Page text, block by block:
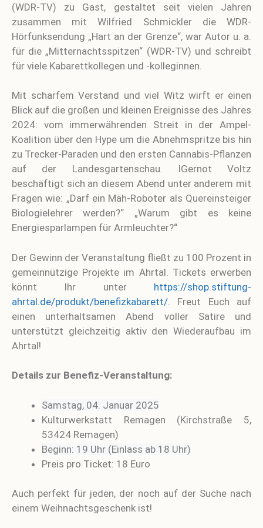
(WDR-TV) zu Gast, gestaltet seit vielen Jahren
zusammen mit Wilfried Schmickler die WDR-
Hörfunksendung „Hart an der Grenze“, war Autor u. a.
für die „Mitternachtsspitzen“ (WDR-TV) und schreibt
für viele Kabarettkollegen und -kolleginnen.
Mit scharfem Verstand und viel Witz wirft er einen
Blick auf die großen und kleinen Ereignisse des Jahres
2024: vom immerwährenden Streit in der Ampel-
Koalition über den Hype um die Abnehmspritze bis hin
zu Trecker-Paraden und den ersten Cannabis-Pflanzen
auf der Landesgartenschau. IGernot Voltz
beschäftigt sich an diesem Abend unter anderem mit
Fragen wie: „Darf ein Mäh-Roboter als Quereinsteiger
Biologielehrer werden?“ „Warum gibt es keine
Energiesparlampen für Armleuchter?“
Der Gewinn der Veranstaltung fließt zu 100 Prozent in
gemeinnützige Projekte im Ahrtal. Tickets erwerben
könnt Ihr unter https://shop.stiftung-
ahrtal.de/produkt/benefizkabarett/ . Freut Euch auf
einen unterhaltsamen Abend voller Satire und
unterstützt gleichzeitig aktiv den Wiederaufbau im
Ahrtal!
Details zur Benefiz-Veranstaltung:
Samstag, 04. Januar 2025
Kulturwerkstatt Remagen (Kirchstraße 5,
53424 Remagen)
Beginn: 19 Uhr (Einlass ab 18 Uhr)
Preis pro Ticket: 18 Euro
Auch perfekt für jeden, der noch auf der Suche nach
einem Weihnachtsgeschenk ist!